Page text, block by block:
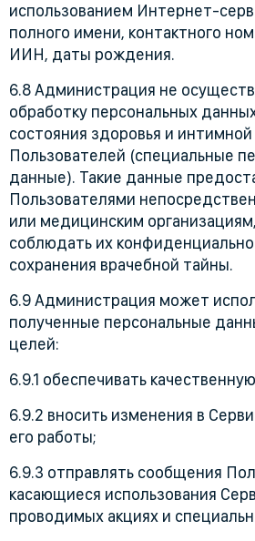
использованием Интернет-
полного имени, контактного
ИИН, даты рождения.
6.8 Администрация не
обработку персональных
состояния здоровья и
Пользователей (специальные
данные). Такие данные
Пользователями
или медицинским
соблюдать их
сохранения врачебной тайны.
6.9 Администрация может
полученные персональные
целей:
6.9.1 обеспечивать
6.9.2 вносить изменения в
его работы;
6.9.3 отправлять сообщения
касающиеся использования
проводимых акциях и